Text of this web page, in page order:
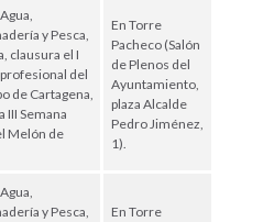
y Pesca,
clausura el I
del
de Cartagena,
III Semana
Melón de
En Torre
Pacheco (Salón
de Plenos del
Ayuntamiento,
plaza Alcalde
Pedro Jiménez,
1).
y Pesca,
En Torre